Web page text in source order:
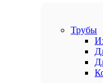
Трубы